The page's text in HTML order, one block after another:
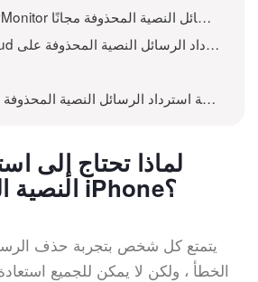
استخدام iKeyMonitor لاستعادة الرسائل النصية المحذوفة مجانًا
لماذا تحتاج إلى
النصية المحذوفة على iPhone؟
يتمتع كل شخص بتجربة حذف
الخطأ ، ولكن لا يمكن للجميع